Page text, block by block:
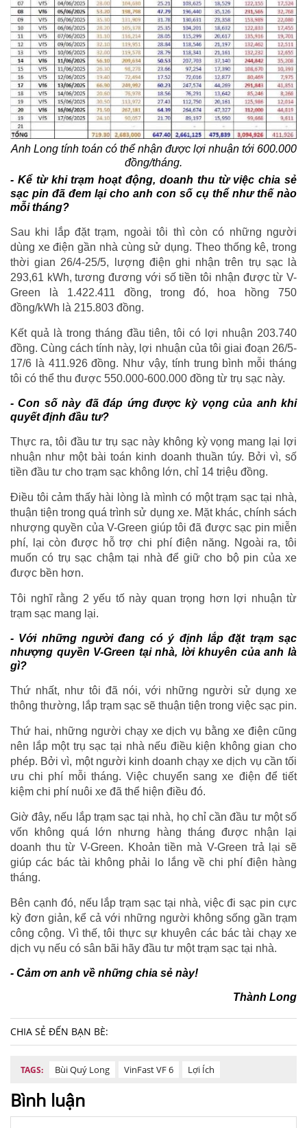
Anh Long tính toán có thể nhận được lợi nhuận tới 600.000
đồng/tháng.
- Kể từ khi trạm hoạt động, doanh thu từ việc chia sẻ
sạc pin đã đem lại cho anh con số cụ thể như thế nào
mỗi tháng?
Sau khi lắp đặt trạm, ngoài tôi thì còn có những người
dùng xe điện gần nhà cùng sử dụng. Theo thống kê, trong
thời gian 26/4-25/5, lượng điện ghi nhận trên trụ sạc là
293,61 kWh, tương đương với số tiền tôi nhận được từ V-
Green là 1.422.411 đồng, trong đó, hoa hồng 750
đồng/kWh là 215.803 đồng.
Kết quả là trong tháng đầu tiên, tôi có lợi nhuận 203.740
đồng. Cùng cách tính này, lợi nhuận của tôi giai đoạn 26/5-
17/6 là 411.926 đồng. Như vậy, tính trung bình mỗi tháng
tôi có thể thu được 550.000-600.000 đồng từ trụ sạc này.
- Con số này đã đáp ứng được kỳ vọng của anhkhi
quyết định đầu tư?
Thực ra, tôi đầu tư trụ sạc này không kỳ vọng mang lại lợi
nhuận như một bài toán kinh doanh thuần túy. Bởi vì, số
tiền đầu tư cho trạm sạc không lớn, chỉ 14 triệu đồng.
Điều tôi cảm thấy hài lòng là mình có một trạm sạc tại nhà,
thuận tiện trong quá trình sử dụng xe. Mặt khác, chính sách
nhượng quyền của V-Green giúp tôi đã được sạc pin miễn
phí, lại còn được hỗ trợ chi phí điện năng. Ngoài ra, tôi
muốn có trụ sạc chậm tại nhà để giữ cho bộ pin của xe
được bền hơn.
Tôi nghĩ rằng 2 yếu tố này quan trọng hơn lợi nhuận từ
trạm sạc mang lại.
- Với những người đang có ý định lắpđặt trạm sạc
nhượng quyền V-Green tại nhà, lời khuyên của anh là
gì?
Thứ nhất, như tôi đã nói, với những người sử dụng xe
thông thường, lắp trạm sạc sẽ thuận tiện trong việc sạc pin.
Thứ hai, những người chạy xe dịch vụ bằng xe điện cũng
nên lắp một trụ sạc tại nhà nếu điều kiện không gian cho
phép. Bởi vì, một người kinh doanh chạy xe dịch vụ cần tối
ưu chi phí mỗi tháng. Việc chuyển sang xe điện để tiết
kiệm chi phí nuôi xe đã thể hiện điều đó.
Giờ đây, nếu lắp trạm sạc tại nhà, họ chỉ cần đầu tư một số
vốn không quá lớn nhưng hàng tháng được nhận lại
doanh thu từ V-Green. Khoản tiền mà V-Green trả lại sẽ
giúp các bác tài không phải lo lắng về chi phí điện hàng
tháng.
Bên cạnh đó, nếu lắp trạm sạc tại nhà, việc đi sạc pin cực
kỳ đơn giản, kể cả với những người không sống gần trạm
công cộng. Vì thế, tôi thực sự khuyên các bác tài chạy xe
dịch vụ nếu có sân bãi hãy đầu tư một trạm sạc tại nhà.
- Cảm ơn anh về những chia sẻ này!
Thành Long
CHIA SẺ ĐẾN BẠN BÈ:
TAGS: Bùi Quý Long VinFast VF 6 Lợi Ích
Bình luận